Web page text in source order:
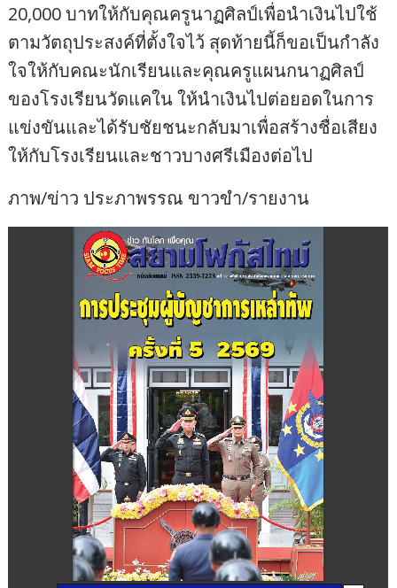
20,000 บาทให้กับคุณครูนาฏศิลป์เพื่อนำเงินไปใช้
ตามวัตถุประสงค์ที่ตั้งใจไว้ สุดท้ายนี้ก็ขอเป็นกำลัง
ใจให้กับคณะนักเรียนและคุณครูแผนกนาฏศิลป์
ของโรงเรียนวัดแคใน ให้นำเงินไปต่อยอดในการ
แข่งขันและได้รับชัยชนะกลับมาเพื่อสร้างชื่อเสียง
ให้กับโรงเรียนและชาวบางศรีเมืองต่อไป
ภาพ/ข่าว ประภาพรรณ ขาวขำ/รายงาน